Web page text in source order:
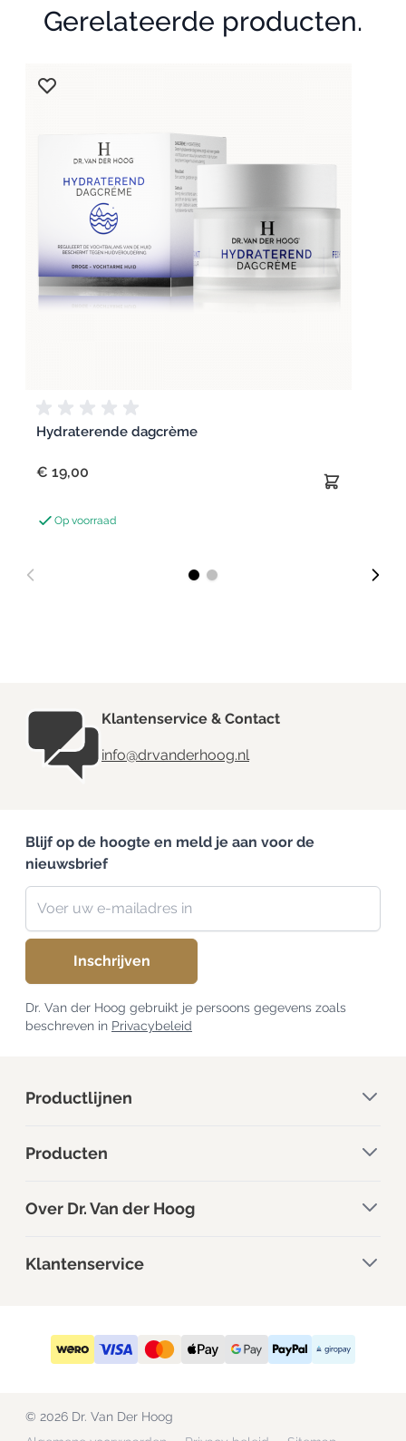
Gerelateerde producten.
Hydraterende dagcrème
€ 19,00
Op voorraad
Klantenservice & Contact
info@drvanderhoog.nl
Blijf op de hoogte en meld je aan voor de
nieuwsbrief
Nieuwsbrief
E-mailadres
Inschrijven
Dr. Van der Hoog gebruikt je persoons gegevens zoals
beschreven in Privacybeleid
Productlijnen
Producten
Over Dr. Van der Hoog
Klantenservice
© 2026 Dr. Van Der Hoog